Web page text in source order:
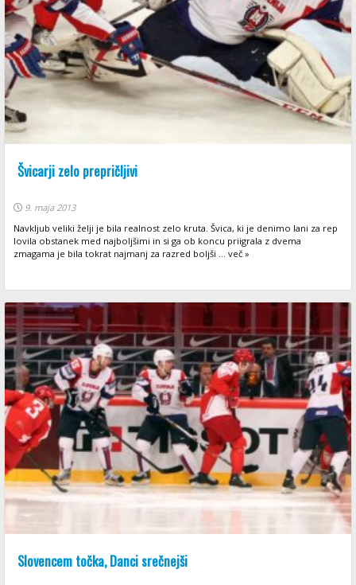
Švicarji zelo prepričljivi
9. maja 2013
Navkljub veliki želji je bila realnost zelo kruta. Švica, ki je denimo lani za rep
lovila obstanek med najboljšimi in si ga ob koncu priigrala z dvema
zmagama je bila tokrat najmanj za razred boljši ... več »
Slovencem točka, Danci srečnejši